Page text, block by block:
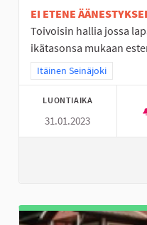
EI ETENE
Toivoisin hallia jossa
ikätasonsa mukaan
Rajaa tulokset teeman
Itäinen Seinäjoki
LUONTIAIKA
31.01.2023